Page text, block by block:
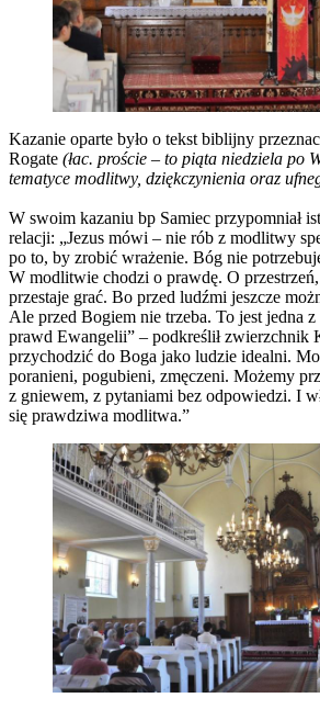
Kazanie oparte było o tekst biblijny
Rogate (łac. proście – to piąta niedziela po
tematyce modlitwy, dziękczynienia oraz
W swoim kazaniu bp Samiec przypomniał
relacji: „Jezus mówi – nie rób z modlitwy
po to, by zrobić wrażenie. Bóg nie
W modlitwie chodzi o prawdę. O
przestaje grać. Bo przed ludźmi jeszcze
Ale przed Bogiem nie trzeba. To jest jedna
prawd Ewangelii” – podkreślił zwierzchnik
przychodzić do Boga jako ludzie idealni.
poranieni, pogubieni, zmęczeni. Możemy
z gniewem, z pytaniami bez odpowiedzi. I
się prawdziwa modlitwa.”